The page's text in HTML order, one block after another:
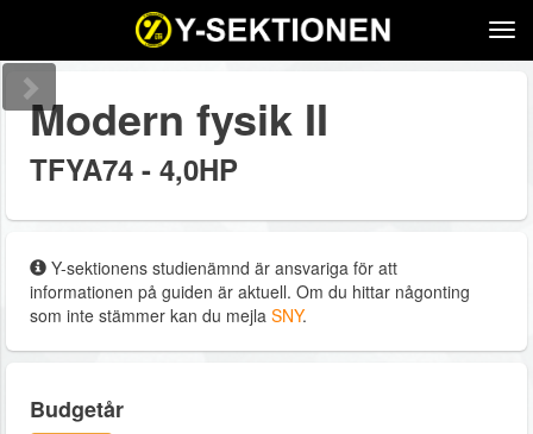
Modern fysik II
TFYA74 - 4,0HP
Y-sektionens studienämnd är ansvariga för att
informationen på guiden är aktuell. Om du hittar någonting
som inte stämmer kan du mejla SNY.
Budgetår